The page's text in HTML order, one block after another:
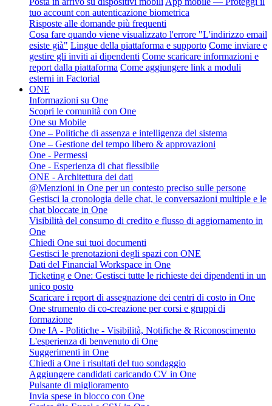
tuo account con autenticazione biometrica
Risposte alle domande più frequenti
Cosa fare quando viene visualizzato l'errore "L'indirizzo email
esiste già" Lingue della piattaforma e supporto Come inviare e
gestire gli inviti ai dipendenti Come scaricare informazioni e
report dalla piattaforma Come aggiungere link a moduli
esterni in Factorial
ONE
Informazioni su One
Scopri le comunità con One
One su Mobile
One – Politiche di assenza e intelligenza del sistema
One – Gestione del tempo libero & approvazioni
One - Permessi
One - Esperienza di chat flessibile
ONE - Architettura dei dati
@Menzioni in One per un contesto preciso sulle persone
Gestisci la cronologia delle chat, le conversazioni multiple e le
chat bloccate in One
Visibilità del consumo di credito e flusso di aggiornamento in
One
Chiedi One sui tuoi documenti
Gestisci le prenotazioni degli spazi con ONE
Dati del Financial Workspace in One
Ticketing e One: Gestisci tutte le richieste dei dipendenti in un
unico posto
Scaricare i report di assegnazione dei centri di costo in One
One strumento di co-creazione per corsi e gruppi di
formazione
One IA - Politiche - Visibilità, Notifiche & Riconoscimento
L'esperienza di benvenuto di One
Suggerimenti in One
Chiedi a One i risultati del tuo sondaggio
Aggiungere candidati caricando CV in One
Pulsante di miglioramento
Invia spese in blocco con One